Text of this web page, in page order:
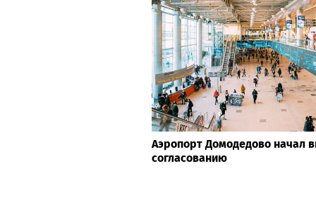
Аэропорт Домодедово начал
согласованию